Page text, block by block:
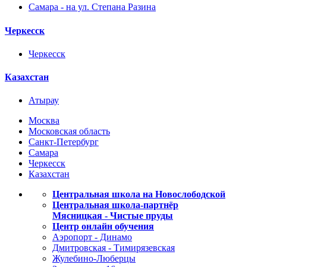
Самара - на ул. Степана Разина
Черкесск
Черкесск
Казахстан
Атырау
Москва
Московская область
Санкт-Петербург
Самара
Черкесск
Казахстан
Центральная школа на Новослободской
Центральная школа-партнёр
Мясницкая - Чистые пруды
Центр онлайн обучения
Аэропорт - Динамо
Дмитровская - Тимирязевская
Жулебино-Люберцы